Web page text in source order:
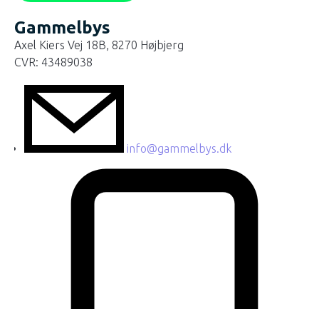
Gammelbys
Axel Kiers Vej 18B, 8270 Højbjerg
CVR: 43489038
info@gammelbys.dk